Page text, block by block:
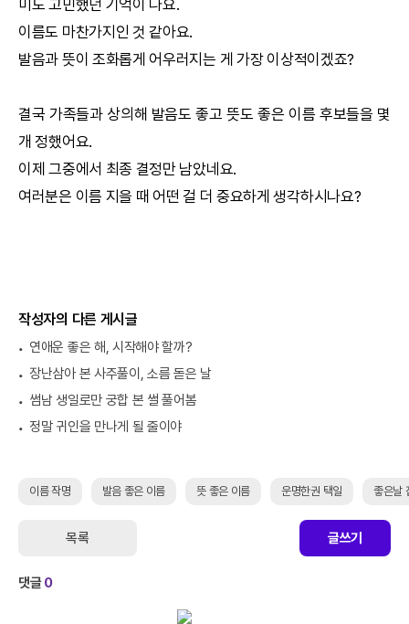
미도 고민했던 기억이 나요.
이름도 마찬가지인 것 같아요.
발음과 뜻이 조화롭게 어우러지는 게 가장 이상적이겠죠?
결국 가족들과 상의해 발음도 좋고 뜻도 좋은 이름 후보들을 몇
개 정했어요.
이제 그중에서 최종 결정만 남았네요.
여러분은 이름 지을 때 어떤 걸 더 중요하게 생각하시나요?
작성자의 다른 게시글
연애운 좋은 해, 시작해야 할까?
장난삼아 본 사주풀이, 소름 돋은 날
썸남 생일로만 궁합 본 썰 풀어봄
정말 귀인을 만나게 될 줄이야
이름 작명 발음 좋은 이름 뜻 좋은 이름 운명한권 택일 좋은날
목록 글쓰기
댓글0